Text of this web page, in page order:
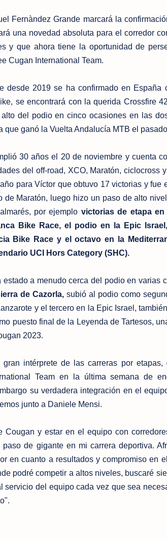
Fernàndez Grande marcará la
una novedad absoluta para el corredor
y que ahora tiene la oportunidad de
Cugan International Team.
desde 2019 se ha confirmado en España
se encontrará con la querida Crossfire
del podio en cinco ocasiones en las
que ganó la Vuelta Andalucía MTB el
30 años el 20 de noviembre y cuenta
del off-road, XCO, Maratón, ciclocross
para Víctor que obtuvo 17 victorias y fue
de Maratón, luego hizo un paso de alto
por ejemplo victorias de etapa
Bike Race, el podio en la Epic
Bike Race y el octavo en la
UCI Hors Category (SHC).
a menudo cerca del podio en varias
de Cazorla,subió al podio como
y el tercero en la Epic Israel,
puesto final de la Leyenda de Tartesos,
2023.
intérprete de las carreras por
Team en la última semana de
su verdadera integración en el
junto a Daniele Mensi.
Cougan y estar en el equipo con
de gigante en mi carrera deportiva.
en cuanto a resultados y compromiso en
podré competir a altos niveles, buscaré
servicio del equipo cada vez que sea